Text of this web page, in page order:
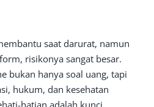
saat darurat, namun
risikonya sangat besar.
bukan hanya soal uang, tapi
hukum, dan kesehatan
hatian adalah kunci